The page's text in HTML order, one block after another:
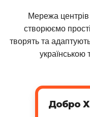
Мережа центрів
створюємо
творять та
українською
Добро